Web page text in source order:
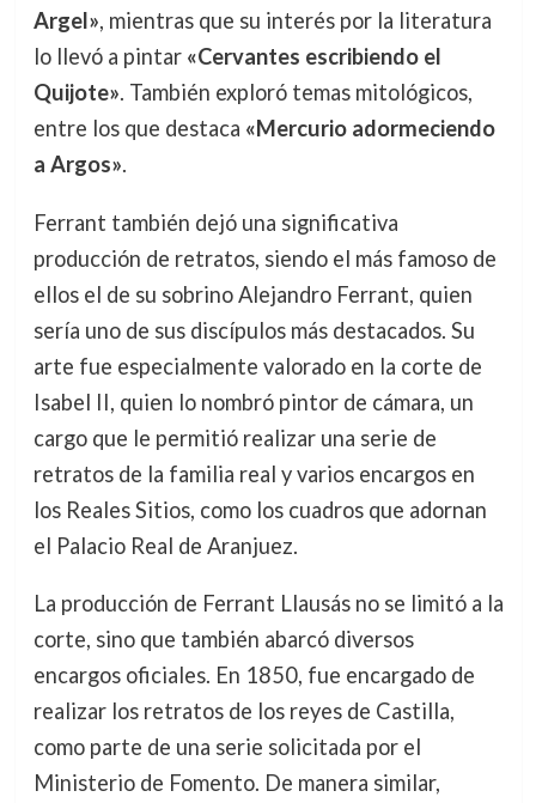
Argel», mientras que su interés por la literatura
lo llevó a pintar «Cervantes escribiendo el
Quijote». También exploró temas mitológicos,
entre los que destaca «Mercurio adormeciendo
a Argos».
Ferrant también dejó una significativa
producción de retratos, siendo el más famoso de
ellos el de su sobrino Alejandro Ferrant, quien
sería uno de sus discípulos más destacados. Su
arte fue especialmente valorado en la corte de
Isabel II, quien lo nombró pintor de cámara, un
cargo que le permitió realizar una serie de
retratos de la familia real y varios encargos en
los Reales Sitios, como los cuadros que adornan
el Palacio Real de Aranjuez.
La producción de Ferrant Llausás no se limitó a la
corte, sino que también abarcó diversos
encargos oficiales. En 1850, fue encargado de
realizar los retratos de los reyes de Castilla,
como parte de una serie solicitada por el
Ministerio de Fomento. De manera similar,